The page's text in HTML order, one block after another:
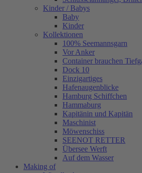
Kinder / Babys
Baby
Kinder
Kollektionen
100% Seemannsgarn
Vor Anker
Container brauchen
Dock 10
Einzigartiges
Hafenaugen­blicke
Hamburg Schiffchen
Hammaburg
Kapitänin und Kapitän
Maschinist
Möwenschiss
SEENOT RETTER
Übersee Werft
Auf dem Wasser
Making of